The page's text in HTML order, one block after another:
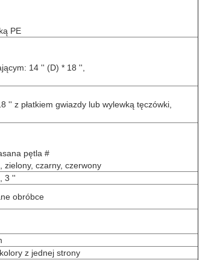
PE
14 '' (D) * 18 '',
'' z płatkiem gwiazdy lub wylewką tęczówki,
pętla #
zielony, czarny, czerwony
3 ''
obróbce
z jednej strony